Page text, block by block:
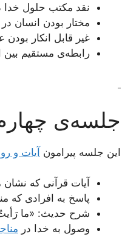
نقد مکتب حلول خدا
مختار بودن انسان در
غیر قابل انکار
رابطه‌ی مستقیم بین
جلسه‌ی چهارم
این جلسه پیرامون آیات و
آیات قرآنی که نشان
پاسخ به افرادی که
شرح حدیث: «ما رَأیتُ
وصول به خدا در